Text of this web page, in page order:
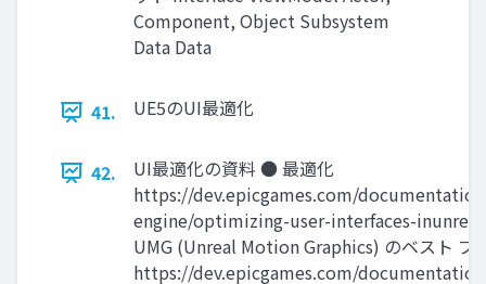
Component, Object Subsystem
Data Data
41. UE5のUI最適化
42.
UI最適化の資料 ● 最適化
https://dev.epicgames.com/
engine/optimizing-user-interfaces-
UMG (Unreal Motion Graphics) のベスト プ
https://dev.epicgames.com/